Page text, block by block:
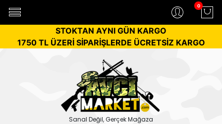
0
STOKTAN AYNI GÜN KARGO
1750 TL ÜZERİ SİPARİŞLERDE ÜCRETSİZ KARGO
Sanal Değil, Gerçek Mağaza